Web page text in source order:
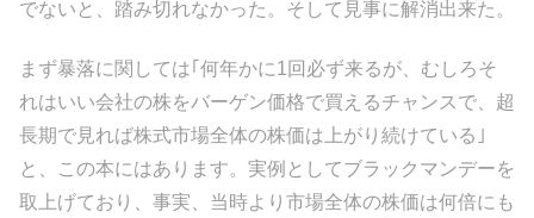
でないと、踏み切れなかった。そして見事に解消出来た。
まず暴落に関しては｢何年かに1回必ず来るが、むしろそ
れはいい会社の株をバーゲン価格で買えるチャンスで、超
長期で見れば株式市場全体の株価は上がり続けている｣
と、この本にはあります。実例としてブラックマンデーを
取上げており、事実、当時より市場全体の株価は何倍にも